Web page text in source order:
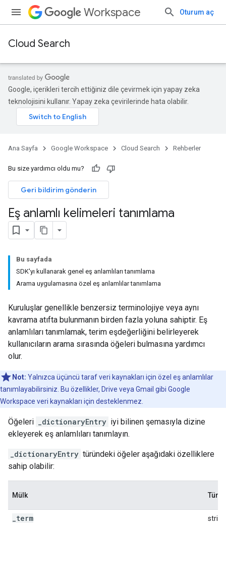
Workspace Oturum aç
Cloud Search
Google, içerikleri tercih ettiğiniz dile çevirmek için yapay zeka
teknolojisini kullanır. Yapay zeka çevirilerinde hata olabilir.
Ana Sayfa Google Workspace Cloud Search Rehberler
Bu size yardımcı oldu mu?
Geri bildirim gönderin
Eş anlamlı kelimeleri tanımlama
Bu sayfada
SDK'yı kullanarak genel eş anlamlıları tanımlama
Arama uygulamasına özel eş anlamlılar tanımlama
Kuruluşlar genellikle benzersiz terminolojiye veya aynı
kavrama atıfta bulunmanın birden fazla yoluna sahiptir. Eş
anlamlıları tanımlamak, terim eşdeğerliğini belirleyerek
kullanıcıların arama sırasında öğeleri bulmasına yardımcı
olur.
Not: Yalnızca üçüncü taraf veri kaynakları için özel eş anlamlılar
tanımlayabilirsiniz. Bu özellikler, Drive veya Gmail gibi Google
Workspace veri kaynakları için desteklenmez.
Öğeleri _dictionaryEntry iyi bilinen şemasıyla dizine
ekleyerek eş anlamlıları tanımlayın.
_dictionaryEntry türündeki öğeler aşağıdaki özelliklere
sahip olabilir:
Mülk Tür
term string